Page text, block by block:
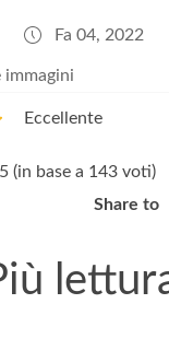
Fa 04, 2022
immagini
Eccellente
(in base a 143 voti)
Share to